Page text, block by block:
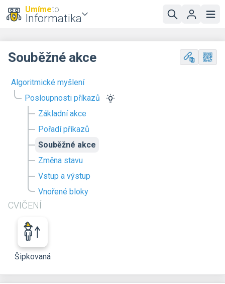
Umímeto
Informatika
Algoritmické myšlení
Posloupnosti příkazů
Základní akce
Pořadí příkazů
Souběžné akce
Změna stavu
Vstup a výstup
Vnořené bloky
CVIČENÍ
Šipkovaná
Souběžné akce